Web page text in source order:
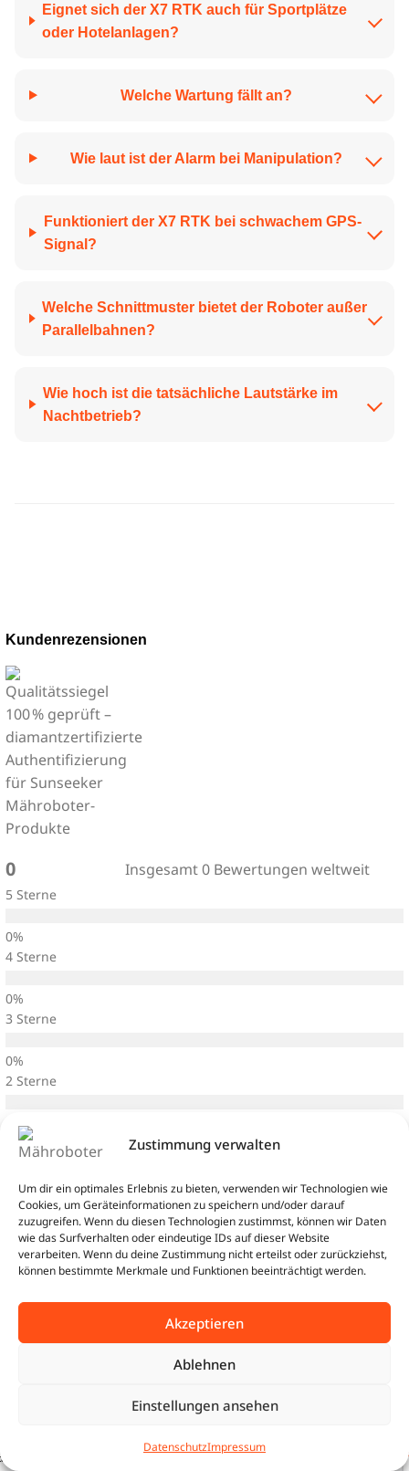
Zustimmung verwalten
Um dir ein optimales Erlebnis zu bieten, verwenden wir Technologien wie
Cookies, um Geräteinformationen zu speichern und/oder darauf
zuzugreifen. Wenn du diesen Technologien zustimmst, können wir Daten
wie das Surfverhalten oder eindeutige IDs auf dieser Website
verarbeiten. Wenn du deine Zustimmung nicht erteilst oder zurückziehst,
können bestimmte Merkmale und Funktionen beeinträchtigt werden.
Akzeptieren
Ablehnen
Einstellungen ansehen
DatenschutzImpressum
Eignet sich der X7 RTK auch für Sportplätze
oder Hotelanlagen?
Welche Wartung fällt an?
Wie laut ist der Alarm bei Manipulation?
Funktioniert der X7 RTK bei schwachem GPS-
Signal?
Welche Schnittmuster bietet der Roboter außer
Parallelbahnen?
Wie hoch ist die tatsächliche Lautstärke im
Nachtbetrieb?
Kundenrezensionen
0 Insgesamt 0 Bewertungen weltweit
5 Sterne
4 Sterne
3 Sterne
2 Sterne
1 Stern
Teilen Sie Ihre Meinung zu diesem Artikel
| Komplett-Sorglos
2.877,36